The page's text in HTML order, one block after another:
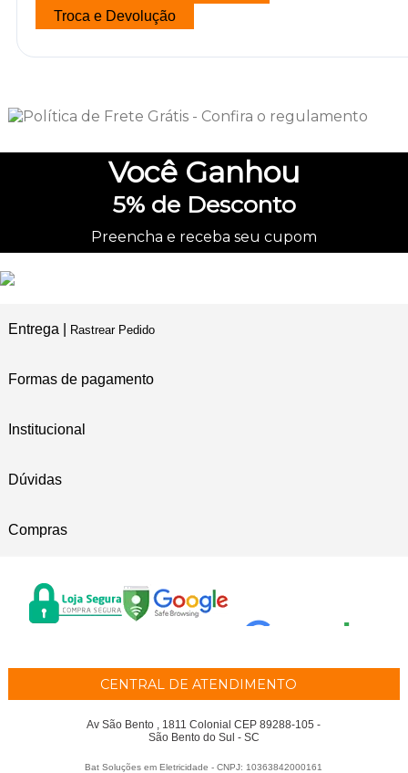
Troca e Devolução
Você Ganhou
5%de Desconto
Preencha e receba seu cupom
Entrega | Rastrear Pedido
Formas de pagamento
Institucional
Dúvidas
Compras
CENTRAL DE ATENDIMENTO
Av São Bento , 1811 Colonial CEP 89288-105 -
São Bento do Sul - SC
Bat Soluções em Eletricidade - CNPJ: 10363842000161